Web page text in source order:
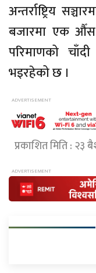
अन्तर्राष्ट्रिय
बजारमा एक
परिमाणको
भइरहेको छ ।
प्रकाशित मिति :